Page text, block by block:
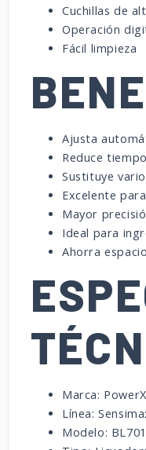
Cuchillas de
Operación
Fácil limpieza
Ajusta
Reduce
Sustituye
Excelente
Mayor
Ideal para
Ahorra
Marca:
Línea:
Modelo: